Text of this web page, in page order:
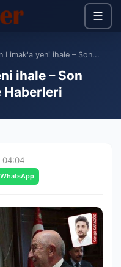
☰
Limak'a yeni ihale – Son...
ihale – Son
Haberleri
04:04